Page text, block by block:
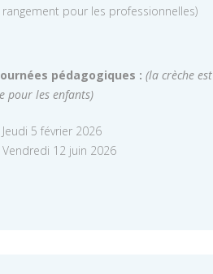
rangement pour les professionnelles)
pédagogiques : (la crèche est
pour les enfants)
Jeudi 5 février 2026
Vendredi 12 juin 2026